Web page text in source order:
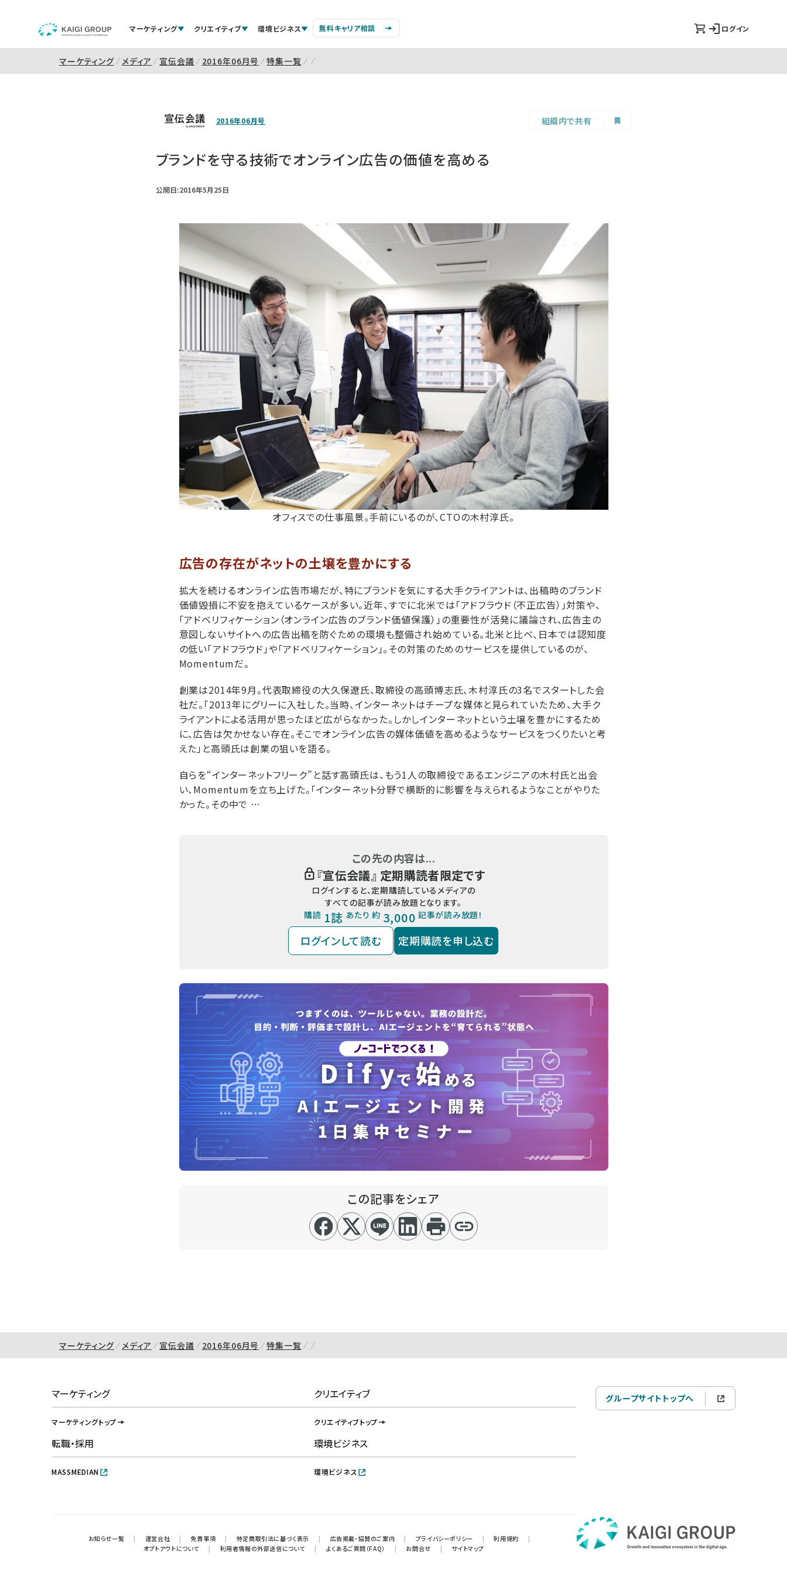
マーケティング クリエイティブ 環境ビジネス 無料キャリア相談 ログイン
マーケティング メディア 宣伝会議 2016年06月号 特集一覧
2016年06月号 組織内で共有
ブランドを守る技術でオンライン広告の価値を高める
公開日:2016年5月25日
オフィスでの仕事風景。手前にいるのが、CTOの木村淳氏。
広告の存在がネットの土壌を豊かにする
拡大を続けるオンライン広告市場だが、特にブランドを気にする大手クライアントは、出稿時のブランド
価値毀損に不安を抱えているケースが多い。近年、すでに北米では「アドフラウド（不正広告）」対策や、
「アドベリフィケーション（オンライン広告のブランド価値保護）」の重要性が活発に議論され、広告主の
意図しないサイトへの広告出稿を防ぐための環境も整備され始めている。北米と比べ、日本では認知度
の低い「アドフラウド」や「アドベリフィケーション」。その対策のためのサービスを提供しているのが、
Momentumだ。
創業は2014年9月。代表取締役の大久保遼氏、取締役の高頭博志氏、木村淳氏の3名でスタートした会
社だ。「2013年にグリーに入社した。当時、インターネットはチープな媒体と見られていたため、大手ク
ライアントによる活用が思ったほど広がらなかった。しかしインターネットという土壌を豊かにするため
に、広告は欠かせない存在。そこでオンライン広告の媒体価値を高めるようなサービスをつくりたいと考
えた」と高頭氏は創業の狙いを語る。
自らを“インターネットフリーク”と話す高頭氏は、もう1人の取締役であるエンジニアの木村氏と出会
い、Momentumを立ち上げた。「インターネット分野で横断的に影響を与えられるようなことがやりた
かった。その中で …
この先の内容は...
『宣伝会議』 定期購読者限定です
ログインすると、定期購読しているメディアの
すべての記事が読み放題となります。
購読 1誌 あたり 約 3,000 記事が読み放題！
ログインして読む 定期購読を申し込む
この記事をシェア
マーケティング メディア 宣伝会議 2016年06月号 特集一覧
マーケティング
マーケティングトップ
クリエイティブ
クリエイティブトップ
転職・採用
MASSMEDIAN
環境ビジネス
環境ビジネス
お知らせ一覧 | 運営会社 | 免責事項 | 特定商取引法に基づく表示 | 広告掲載・協賛のご案内 | プライバシーポリシー | 利用規約
|
オプトアウトについて
| 利用者情報の外部送信について | よくあるご質問（FAQ） | お問合せ | サイトマップ
グループサイトトップへ